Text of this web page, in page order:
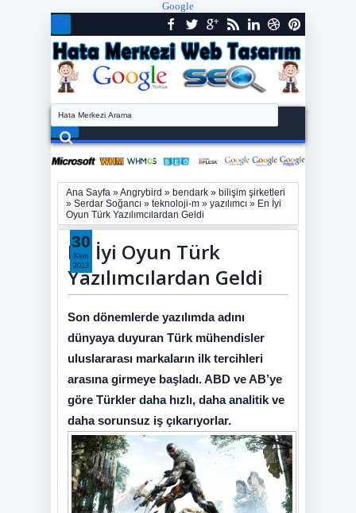
Google
Ana Sayfa »Angrybird » bendark » bilişim şirketleri
» Serdar Soğancı » teknoloji-m » yazılımcı » En İyi
Oyun Türk Yazılımcılardan Geldi
En İyi Oyun Türk
Yazılımcılardan Geldi
Son dönemlerde yazılımda adını
dünyaya duyuran Türk mühendisler
uluslararası markaların ilk tercihleri
arasına girmeye başladı. ABD ve AB’ye
göre Türkler daha hızlı, daha analitik ve
daha sorunsuz iş çıkarıyorlar.
30
Ksm
2013